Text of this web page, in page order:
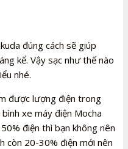
đúng cách sẽ giúp
kể. Vậy sạc như thế nào
nhé.
được lượng điện trong
xe máy điện Mocha
điện thì bạn không nên
còn 20-30% điện mới nên